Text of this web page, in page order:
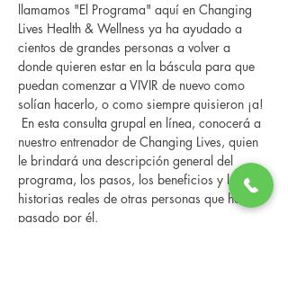
llamamos "El Programa" aquí en Changing
Lives Health & Wellness ya ha ayudado a
cientos de grandes personas a volver a
donde quieren estar en la báscula para que
puedan comenzar a VIVIR de nuevo como
solían hacerlo, o como siempre quisieron ¡a!
nuestro entrenador de Changing Lives, quien
le brindará una descripción general del
programa, los pasos, los beneficios y las
historias reales de otras personas que han
pasado por él.